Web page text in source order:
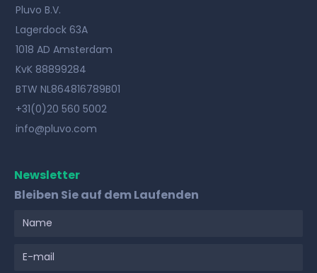
Pluvo B.V.
Lagerdock 63A
1018 AD Amsterdam
KvK 88899284
BTW NL864816789B01
+31(0)20 560 5002
info@pluvo.com
Newsletter
Bleiben Sie auf dem Laufenden